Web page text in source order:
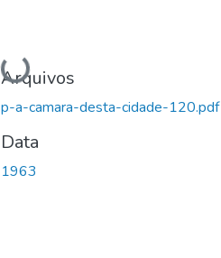
Carregando...
Arquivos
p-a-camara-desta-cidade-120.pdf
Data
1963